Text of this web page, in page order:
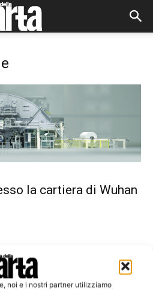
noi e i nostri partner utilizziamo
la cartiera di Wuhan